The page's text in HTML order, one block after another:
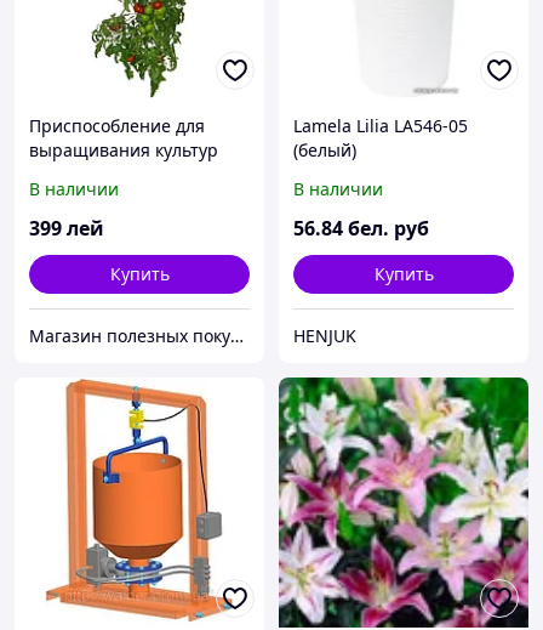
Приспособление для
выращивания культур
Tomato Planter)
В наличии
399лей
Купить
Магазин полезных покупок "Goodbuy"
Lamela Lilia LA546-05
(белый)
В наличии
56.84бел. руб
Купить
HENJUK